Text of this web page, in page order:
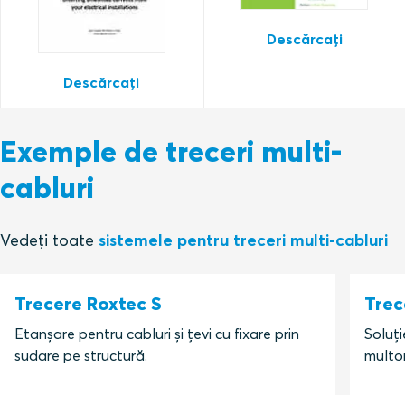
Descărcați
Descărcați
Exemple de treceri multi-
cabluri
Vedeți toate sistemele pentru treceri multi-cabluri
Trecere Roxtec S
Etanșare pentru cabluri și țevi cu fixare prin
sudare pe structură.